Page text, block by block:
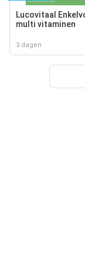
Lucovitaal
multi vitaminen
3 dagen